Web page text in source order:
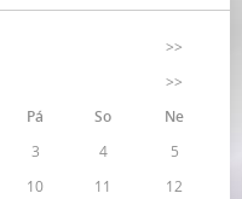
>>
>>
Pá So
Ne
3 4
5
10 11
12